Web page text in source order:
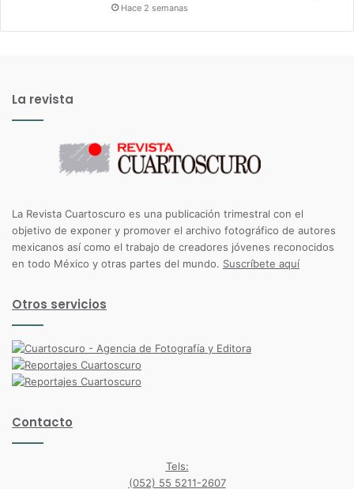
Hace 2 semanas
La revista
La Revista Cuartoscuro es una publicación trimestral con el
objetivo de exponer y promover el archivo fotográfico de autores
mexicanos así como el trabajo de creadores jóvenes reconocidos
en todo México y otras partes del mundo. Suscríbete aquí
Otros servicios
Contacto
Tels:
(052) 55 5211-2607